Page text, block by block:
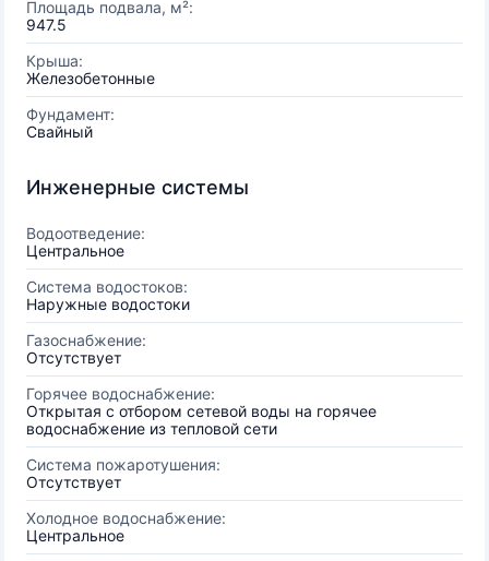
Площадь подвала, м²:
947.5
Крыша:
Железобетонные
Фундамент:
Свайный
Инженерные системы
Водоотведение:
Центральное
Система водостоков:
Наружные водостоки
Газоснабжение:
Отсутствует
Горячее водоснабжение:
Открытая с отбором сетевой воды на горячее
водоснабжение из тепловой сети
Система пожаротушения:
Отсутствует
Холодное водоснабжение:
Центральное